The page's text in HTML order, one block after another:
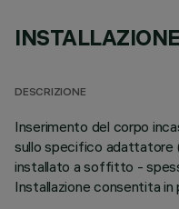
INSTALLAZIONE
DESCRIZIONE
Inserimento del corpo
sullo specifico adattatore
installato a soffitto -
Installazione consentita in